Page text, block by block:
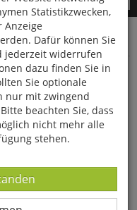
Botanik
Statistikzwecken,
Dafür können Sie
jederzeit widerrufen
dazu finden Sie in
Sie optionale
nur mit zwingend
beachten Sie, dass
nicht mehr alle
stehen.
-